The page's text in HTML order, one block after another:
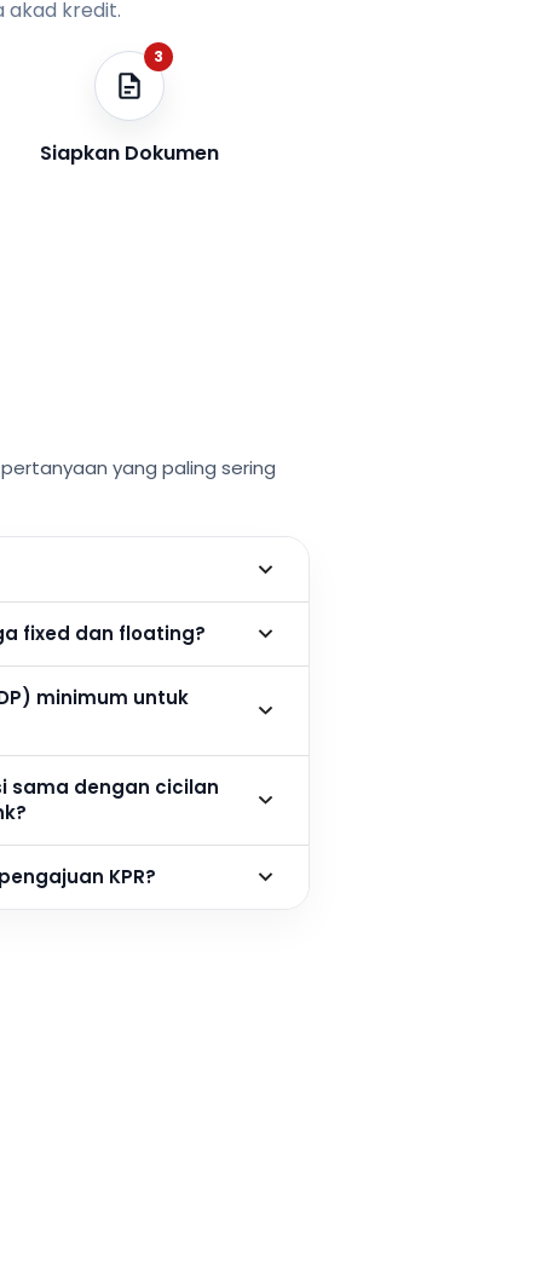
akad kredit.
3
Siapkan Dokumen
yang paling sering
fixed dan floating?
minimum untuk
sama dengan cicilan
KPR?